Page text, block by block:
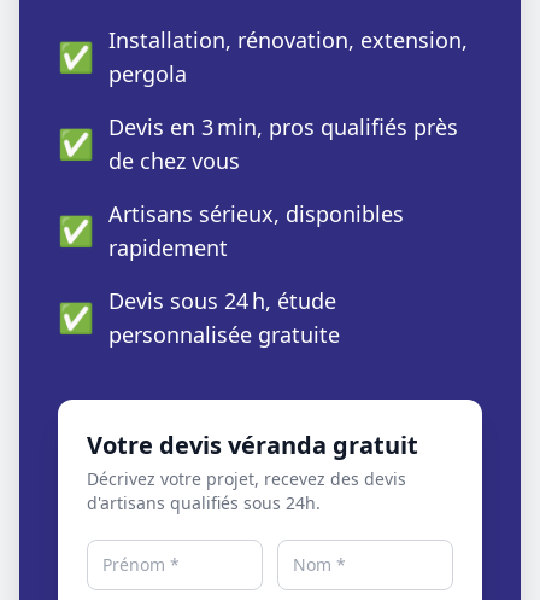
✅ Installation, rénovation, extension,
pergola
✅ Devis en 3 min, pros qualifiés près
de chez vous
✅ Artisans sérieux, disponibles
rapidement
✅ Devis sous 24 h, étude
personnalisée gratuite
Votre devis véranda gratuit
Décrivez votre projet, recevez des devis
d'artisans qualifiés sous 24h.